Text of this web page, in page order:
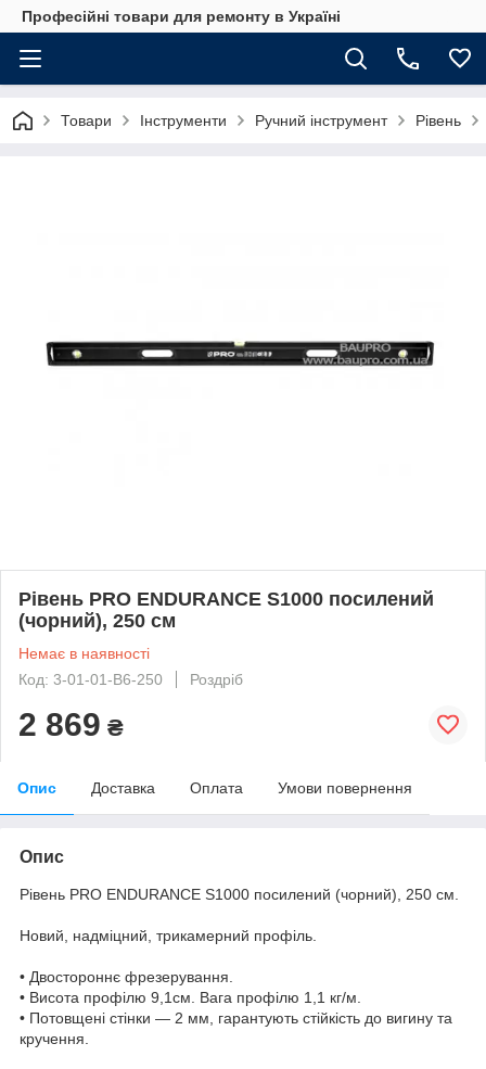
Професійні товари для ремонту в Україні
Товари Інструменти Ручний інструмент Рівень
Рівень PRO ENDURANCE S1000 посилений
(чорний), 250 см
Немає в наявності
Код: 3-01-01-B6-250
Роздріб
2 869 ₴
Опис Доставка Оплата Умови повернення
Опис
Рівень PRO ENDURANCE S1000 посилений (чорний), 250 см.
Новий, надміцний, трикамерний профіль.
• Двостороннє фрезерування.
• Висота профілю 9,1см. Вага профілю 1,1 кг/м.
• Потовщені стінки — 2 мм, гарантують стійкість до вигину та
кручення.